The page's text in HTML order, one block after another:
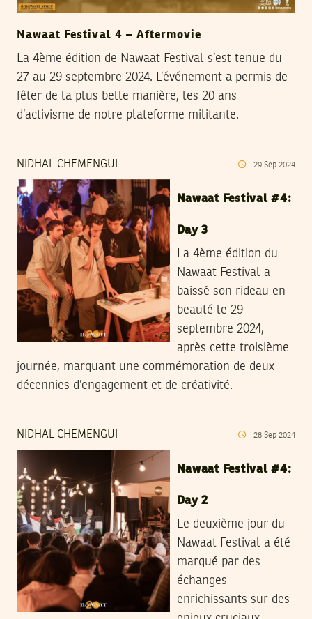
Nawaat Festival 4 – Aftermovie
La 4ème édition de Nawaat Festival s’est tenue du
27 au 29 septembre 2024. L’événement a permis de
fêter de la plus belle manière, les 20 ans
d’activisme de notre plateforme militante.
NIDHAL CHEMENGUI 29 Sep 2024
Nawaat Festival #4:
Day 3
La 4ème édition du
Nawaat Festival a
baissé son rideau en
beauté le 29
septembre 2024,
après cette troisième
journée, marquant une commémoration de deux
décennies d’engagement et de créativité.
NIDHAL CHEMENGUI 28 Sep 2024
Nawaat Festival #4:
Day 2
Le deuxième jour du
Nawaat Festival a été
marqué par des
échanges
enrichissants sur des